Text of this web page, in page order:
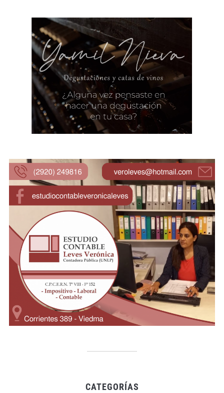
CATEGORÍAS